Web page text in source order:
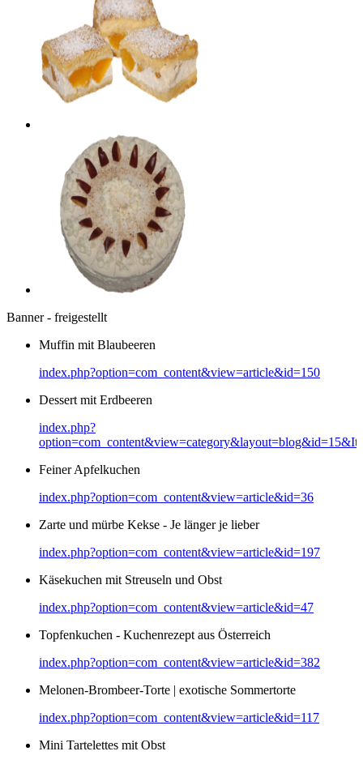
Banner - freigestellt
Muffin mit Blaubeeren
index.php?option=com_content&view=article&id=150
Dessert mit Erdbeeren
index.php?
Feiner Apfelkuchen
index.php?option=com_content&view=article&id=36
Zarte und mürbe Kekse - Je länger je lieber
index.php?option=com_content&view=article&id=197
Käsekuchen mit Streuseln und Obst
index.php?option=com_content&view=article&id=47
Topfenkuchen - Kuchenrezept aus Österreich
index.php?option=com_content&view=article&id=382
Melonen-Brombeer-Torte | exotische Sommertorte
index.php?option=com_content&view=article&id=117
Mini Tartelettes mit Obst